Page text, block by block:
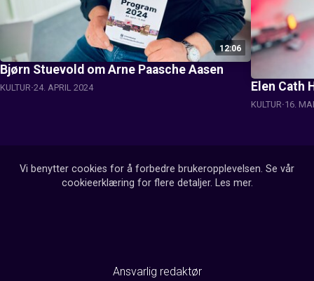
12:06
Bjørn Stuevold om Arne Paasche Aasen
KULTUR 24. APRIL 2024 Elen Cath
KULTUR 16.
Vi benytter cookies for å forbedre brukeropplevelsen. Se vår
cookieerklæring for flere detaljer. Les mer.
Ansvarlig redaktør